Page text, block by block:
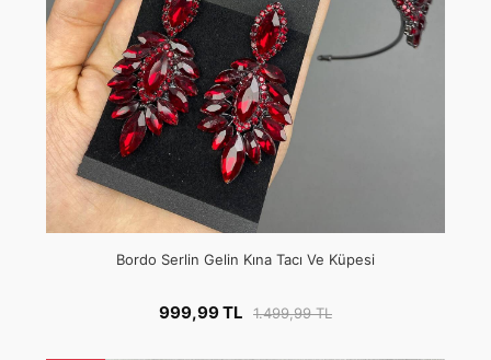
Bordo Serlin Gelin Kına Tacı Ve Küpesi
999,99 TL 1.499,99 TL